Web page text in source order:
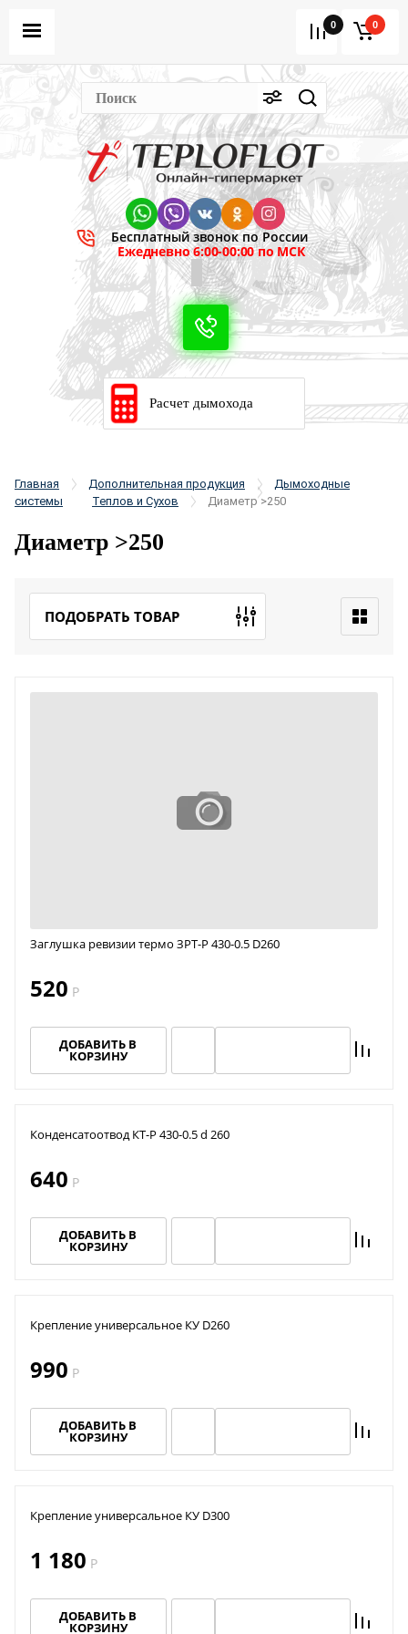
0 0
Бесплатный звонок по России
Ежедневно 6:00-00:00 по МСК
Расчет дымохода
Акция TMF!
Доставим бесплатно
Мангазея - первым покупателям скидка
Главная Дополнительная продукция
Дымоходные
системы
Теплов и Сухов Диаметр >250
Диаметр >250
ПОДОБРАТЬ ТОВАР
Заглушка ревизии термо ЗРТ-Р 430-0.5 D260
520 Р
ДОБАВИТЬ В
КОРЗИНУ
Конденсатоотвод КТ-Р 430-0.5 d 260
640 Р
ДОБАВИТЬ В
КОРЗИНУ
Крепление универсальное КУ D260
990 Р
ДОБАВИТЬ В
КОРЗИНУ
Крепление универсальное КУ D300
1 180 Р
ДОБАВИТЬ В
КОРЗИНУ